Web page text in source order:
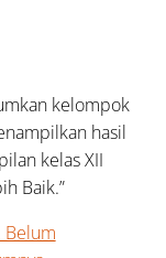
kelompok
hasil
kelas XII
Baik.”
Belum